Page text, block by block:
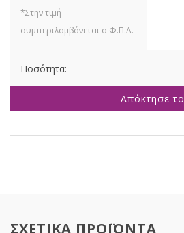
Απόκτησε το
ΣΧΕΤΙΚΑ ΠΡΟΪΟΝΤΑ